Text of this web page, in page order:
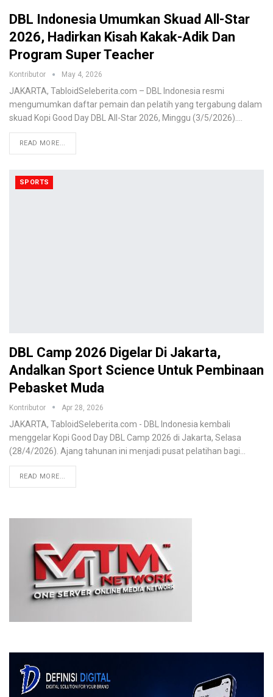
DBL Indonesia Umumkan Skuad All-Star
2026, Hadirkan Kisah Kakak-Adik Dan
Program Super Teacher
Kontributor May 4, 2026
JAKARTA, TabloidSeleberita.com – DBL Indonesia resmi
mengumumkan daftar pemain dan pelatih yang tergabung dalam
skuad Kopi Good Day DBL All-Star 2026, Minggu (3/5/2026).
READ MORE...
SPORTS
DBL Camp 2026 Digelar Di Jakarta,
Andalkan Sport Science Untuk Pembinaan
Pebasket Muda
Kontributor Apr 28, 2026
JAKARTA, TabloidSeleberita.com - DBL Indonesia kembali
menggelar Kopi Good Day DBL Camp 2026 di Jakarta, Selasa
(28/4/2026). Ajang tahunan ini menjadi pusat pelatihan bagi
READ MORE...